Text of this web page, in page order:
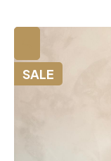
SALE